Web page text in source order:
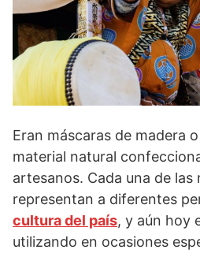
Eran máscaras de madera
material natural
artesanos. Cada una de las
representan a diferentes
cultura del país, y aún hoy
utilizando en ocasiones